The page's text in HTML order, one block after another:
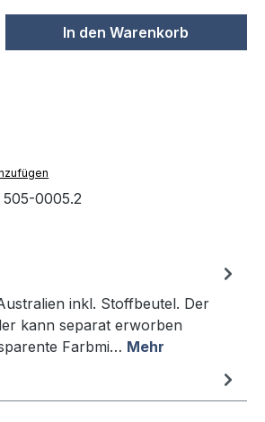
Gib den
In den Warenkorb
505-0005.2
inkl. Stoffbeutel. Der
kann separat erworben
Farbmi… Mehr